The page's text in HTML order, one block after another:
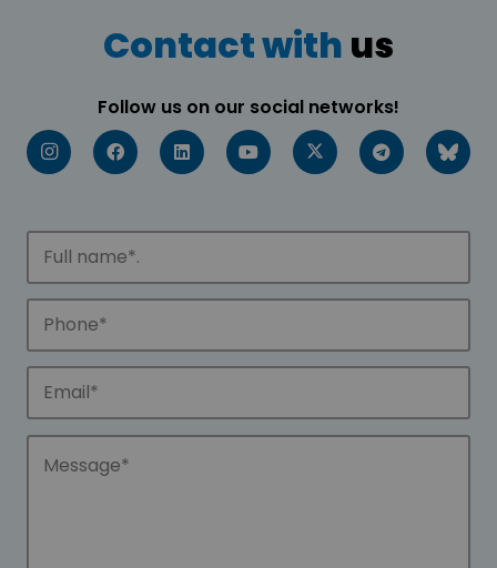
Contact with us
Follow us on our social networks!